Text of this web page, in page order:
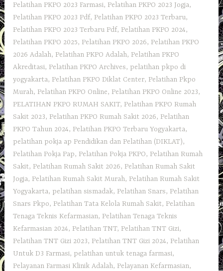
Pelatihan PKPO 2023 Farmasi, Pelatihan PKPO 2023 Jogja,
Pelatihan PKPO 2023 Pdf, Pelatihan PKPO 2023 Terbaru,
Pelatihan PKPO 2023 Terbaru Pdf, Pelatihan PKPO 2024,
Pelatihan PKPO 2025, Pelatihan PKPO 2026, Pelatihan PKPO
2026 Adalah, Pelatihan PKPO Adalah, Pelatihan PKPO
Akreditasi, Pelatihan PKPO Archives, pelatihan pkpo di
yogyakarta, Pelatihan PKPO Diklat Center, Pelatihan Pkpo
Murah, Pelatihan PKPO Online, Pelatihan PKPO Online 2023,
PELATIHAN PKPO RUMAH SAKIT, Pelatihan PKPO Rumah
Sakit 2023, Pelatihan PKPO Rumah Sakit 2026, Pelatihan
PKPO Tahun 2024, Pelatihan PKPO Terbaru Yogyakarta,
pelatihan pokja ap Pendidikan dan Pelatihan (DIKLAT),
Pelatihan Pokja Pap, Pelatihan Pokja PKPO, Pelatihan Rumah
Sakit‎, Pelatihan Rumah Sakit 2026, Pelatihan Rumah Sakit
Jogja, Pelatihan Rumah Sakit Murah, Pelatihan Rumah Sakit
Yogyakarta, pelatihan sismadak, Pelatihan Snars, Pelatihan
Snars Pkpo, Pelatihan Tata Kelola Rumah Sakit, Pelatihan
Tenaga Teknis Kefarmasian, Pelatihan Tenaga Teknis
Kefarmasian 2024, Pelatihan TNT, Pelatihan TNT Gizi,
Pelatihan TNT Gizi 2023, Pelatihan TNT Gizi 2024, Pelatihan
Untuk D3 Farmasi, pelatihan untuk tenaga farmasi,
Pelayanan Farmasi Klinik Adalah, Pelayanan Kefarmasian,